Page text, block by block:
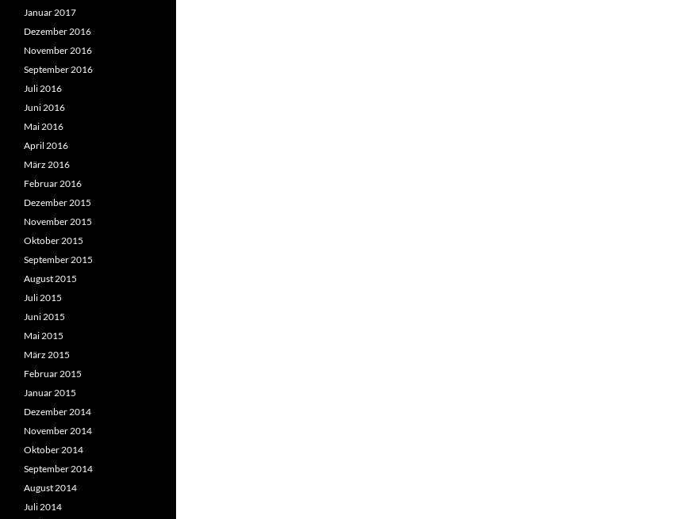
Januar 2017
Dezember 2016
November 2016
September 2016
Juli 2016
Juni 2016
Mai 2016
April 2016
März 2016
Februar 2016
Dezember 2015
November 2015
Oktober 2015
September 2015
August 2015
Juli 2015
Juni 2015
Mai 2015
März 2015
Februar 2015
Januar 2015
Dezember 2014
November 2014
Oktober 2014
September 2014
August 2014
Juli 2014